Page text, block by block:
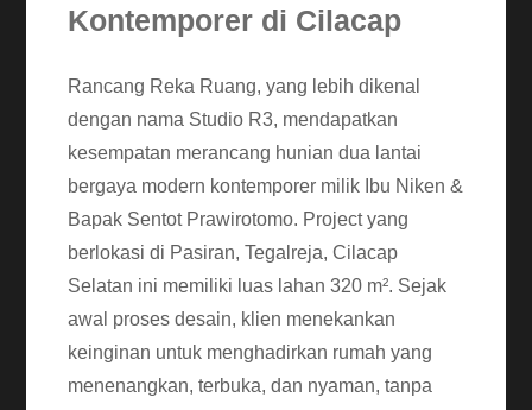
Kontemporer di Cilacap
Rancang Reka Ruang, yang lebih dikenal
dengan nama Studio R3, mendapatkan
kesempatan merancang hunian dua lantai
bergaya modern kontemporer milik Ibu Niken &
Bapak Sentot Prawirotomo. Project yang
berlokasi di Pasiran, Tegalreja, Cilacap
Selatan ini memiliki luas lahan 320 m². Sejak
awal proses desain, klien menekankan
keinginan untuk menghadirkan rumah yang
menenangkan, terbuka, dan nyaman, tanpa